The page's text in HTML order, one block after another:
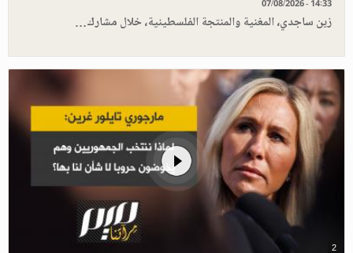
07/08/2026 - 14:33
زين ساجدي، المغنية والمنتجة الفلسطينية، خلال مشارك…
2